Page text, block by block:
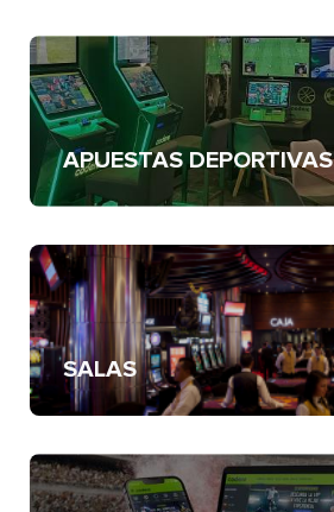
APUESTAS DEPORTIVAS
SALAS